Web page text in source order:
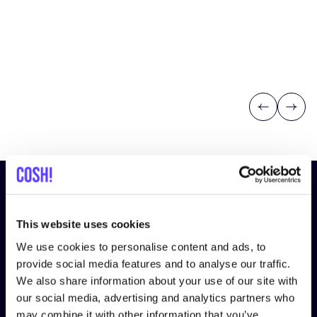
This website uses cookies
We use cookies to personalise content and ads, to
provide social media features and to analyse our traffic.
We also share information about your use of our site with
our social media, advertising and analytics partners who
may combine it with other information that you’ve
Previous
Next
Inscrivez-vous à notre lettre
d’information et restez informé !
Nom *